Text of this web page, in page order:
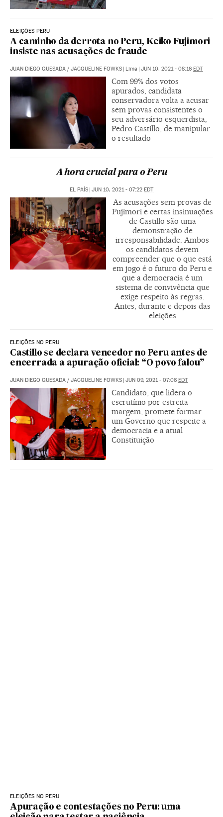
ELEIÇÕES PERU
A caminho da derrota no Peru, Keiko Fujimori
insiste nas acusações de fraude
JUAN DIEGO QUESADA / JACQUELINE FOWKS | Lima | JUN 10, 2021 - 08:16 EDT
Com 99% dos votos
apurados, candidata
conservadora volta a acusar
sem provas consistentes o
seu adversário esquerdista,
Pedro Castillo, de manipular
o resultado
A hora crucial para o Peru
EL PAÍS | JUN 10, 2021 - 07:22 EDT
As acusações sem provas de
Fujimori e certas insinuações
de Castillo são uma
demonstração de
irresponsabilidade. Ambos
os candidatos devem
compreender que o que está
em jogo é o futuro do Peru e
que a democracia é um
sistema de convivência que
exige respeito às regras.
Antes, durante e depois das
eleições
ELEIÇÕES NO PERU
Castillo se declara vencedor no Peru antes de
encerrada a apuração oficial: “O povo falou”
JUAN DIEGO QUESADA / JACQUELINE FOWKS | JUN 09, 2021 - 07:06 EDT
Candidato, que lidera o
escrutínio por estreita
margem, promete formar
um Governo que respeite a
democracia e a atual
Constituição
ELEIÇÕES NO PERU
Apuração e contestações no Peru: uma